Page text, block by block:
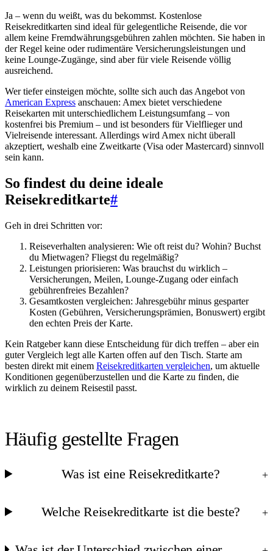
Ja – wenn du weißt, was du bekommst. Kostenlose
Reisekreditkarten sind ideal für gelegentliche Reisende, die vor
allem keine Fremdwährungsgebühren zahlen möchten. Sie haben in
der Regel keine oder rudimentäre Versicherungsleistungen und
keine Lounge-Zugänge, sind aber für viele Reisende völlig
ausreichend.
Wer tiefer einsteigen möchte, sollte sich auch das Angebot von
American Express anschauen: Amex bietet verschiedene
Reisekarten mit unterschiedlichem Leistungsumfang – von
kostenfrei bis Premium – und ist besonders für Vielflieger und
Vielreisende interessant. Allerdings wird Amex nicht überall
akzeptiert, weshalb eine Zweitkarte (Visa oder Mastercard) sinnvoll
sein kann.
So findest du deine ideale
Reisekreditkarte#
Geh in drei Schritten vor:
Reiseverhalten analysieren: Wie oft reist du? Wohin? Buchst
du Mietwagen? Fliegst du regelmäßig?
Leistungen priorisieren: Was brauchst du wirklich –
Versicherungen, Meilen, Lounge-Zugang oder einfach
gebührenfreies Bezahlen?
Gesamtkosten vergleichen: Jahresgebühr minus gesparter
Kosten (Gebühren, Versicherungsprämien, Bonuswert) ergibt
den echten Preis der Karte.
Kein Ratgeber kann diese Entscheidung für dich treffen – aber ein
guter Vergleich legt alle Karten offen auf den Tisch. Starte am
besten direkt mit einem Reisekreditkarten vergleichen, um aktuelle
Konditionen gegenüberzustellen und die Karte zu finden, die
wirklich zu deinem Reisestil passt.
Häufig gestellte Fragen
Was ist eine Reisekreditkarte? +
Welche Reisekreditkarte ist die beste? +